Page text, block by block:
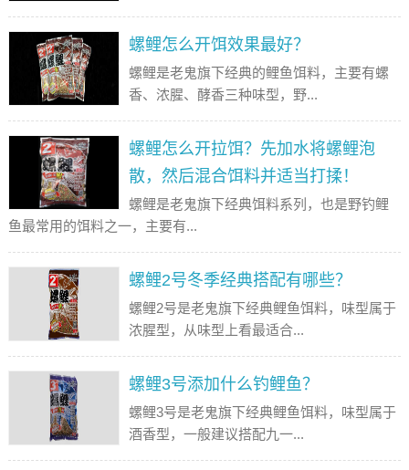
螺鲤怎么开饵效果最好？
螺鲤是老鬼旗下经典的鲤鱼饵料，主要有螺
香、浓腥、酵香三种味型，野...
螺鲤怎么开拉饵？先加水将螺鲤泡
散，然后混合饵料并适当打揉！
螺鲤是老鬼旗下经典饵料系列，也是野钓鲤
鱼最常用的饵料之一，主要有...
螺鲤2号冬季经典搭配有哪些？
螺鲤2号是老鬼旗下经典鲤鱼饵料，味型属于
浓腥型，从味型上看最适合...
螺鲤3号添加什么钓鲤鱼？
螺鲤3号是老鬼旗下经典鲤鱼饵料，味型属于
酒香型，一般建议搭配九一...